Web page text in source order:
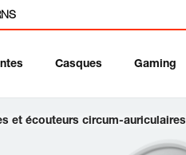
Casques Gaming
et écouteurs circum-auriculaires